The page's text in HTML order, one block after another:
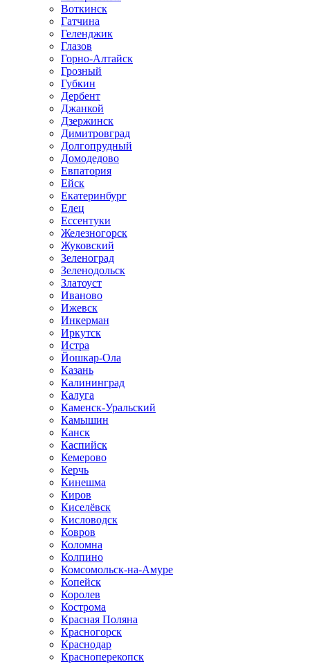
Воткинск
Гатчина
Геленджик
Глазов
Горно-Алтайск
Грозный
Губкин
Дербент
Джанкой
Дзержинск
Димитровград
Долгопрудный
Домодедово
Евпатория
Ейск
Екатеринбург
Елец
Ессентуки
Железногорск
Жуковский
Зеленоград
Зеленодольск
Златоуст
Иваново
Ижевск
Инкерман
Иркутск
Истра
Йошкар-Ола
Казань
Калининград
Калуга
Каменск-Уральский
Камышин
Канск
Каспийск
Кемерово
Керчь
Кинешма
Киров
Киселёвск
Кисловодск
Ковров
Коломна
Колпино
Комсомольск-на-Амуре
Копейск
Королев
Кострома
Красная Поляна
Красногорск
Краснодар
Красноперекопск